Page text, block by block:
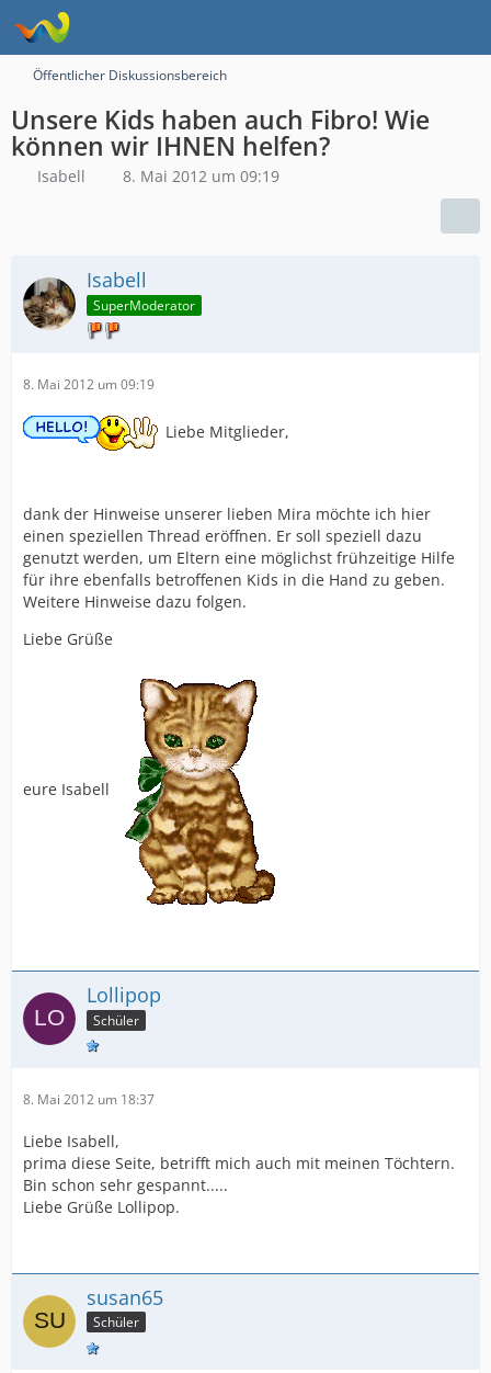
Öffentlicher Diskussionsbereich
Unsere Kids haben auch Fibro! Wie
können wir IHNEN helfen?
Isabell 8. Mai 2012 um 09:19
Isabell
SuperModerator
8. Mai 2012 um 09:19
Liebe Mitglieder,
dank der Hinweise unserer lieben Mira möchte ich hier
einen speziellen Thread eröffnen. Er soll speziell dazu
genutzt werden, um Eltern eine möglichst frühzeitige Hilfe
für ihre ebenfalls betroffenen Kids in die Hand zu geben.
Weitere Hinweise dazu folgen.
Liebe Grüße
eure Isabell
Lollipop
Schüler
8. Mai 2012 um 18:37
Liebe Isabell,
prima diese Seite, betrifft mich auch mit meinen Töchtern.
Bin schon sehr gespannt.....
Liebe Grüße Lollipop.
susan65
Schüler